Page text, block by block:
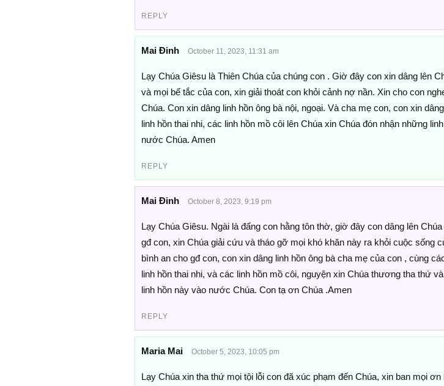
REPLY
Mai Đinh October 11, 2023, 11:31 am
Lạy Chúa Giêsu là Thiên Chúa của chúng con . Giờ đây con xin dâng lên
và mọi bế tắc của con, xin giải thoát con khỏi cảnh nợ nần. Xin cho con
Chúa. Con xin dâng linh hồn ông bà nội, ngoại. Và cha mẹ con, con xin
linh hồn thai nhi, các linh hồn mồ côi lên Chúa xin Chúa đón nhận những
nước Chúa. Amen
REPLY
Mai Đinh October 8, 2023, 9:19 pm
Lạy Chúa Giêsu. Ngài là đấng con hằng tôn thờ, giờ đây con dâng lên
gđ con, xin Chúa giải cứu và tháo gỡ mọi khó khăn này ra khỏi cuộc sống
bình an cho gđ con, con xin dâng linh hồn ông bà cha mẹ của con , cùng
linh hồn thai nhi, và các linh hồn mồ côi, nguyện xin Chúa thương tha thứ
linh hồn này vào nước Chúa. Con tạ ơn Chúa .Amen
REPLY
Maria Mai October 5, 2023, 10:05 pm
Lạy Chúa xin tha thứ mọi tội lỗi con đã xúc phạm đến Chúa, xin ban mọi ơn